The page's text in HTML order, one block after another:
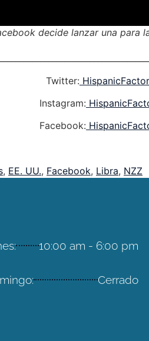
decide lanzar una para
Twitter: HispanicFactor
Instagram:
Facebook:
, EE. UU., Facebook, Libra, NZZ
10:00 am - 6:00 pm
Cerrado